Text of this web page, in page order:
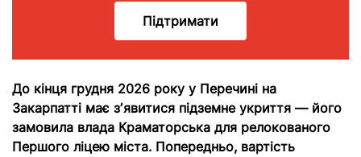
Підтримати
До кінця грудня 2026 року у Перечині на
Закарпатті має зʼявитися підземне укриття — його
замовила влада Краматорська для релокованого
Першого ліцею міста. Попередньо, вартість